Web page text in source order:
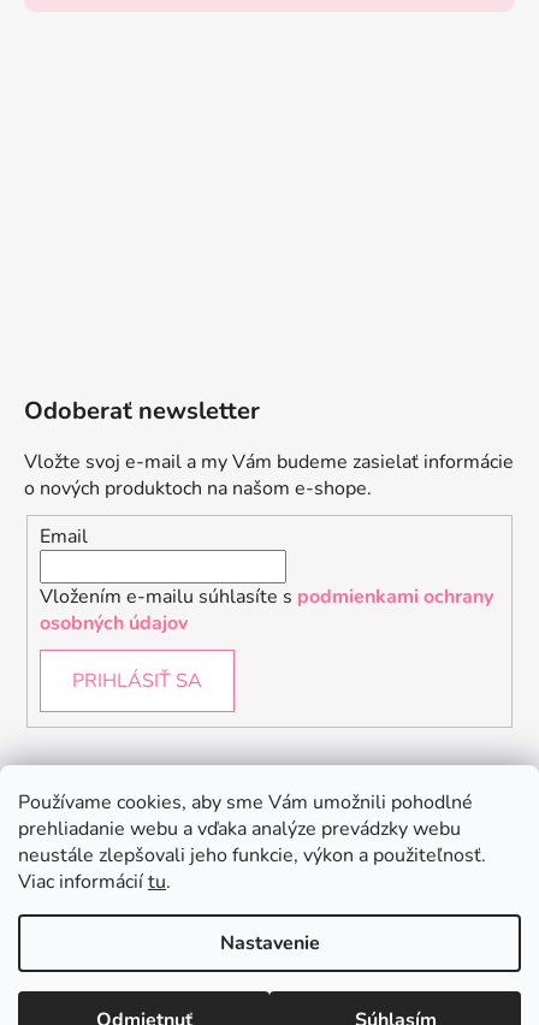
Používame cookies, aby sme Vám umožnili pohodlné
prehliadanie webu a vďaka analýze prevádzky webu
neustále zlepšovali jeho funkcie, výkon a použiteľnosť.
Viac informáciítu.
Nastavenie
Odoberať newsletter
Vložte svoj e-mail a my Vám budeme zasielať informácie
o nových produktoch na našom e-shope.
Email
Vložením e-mailu súhlasíte s podmienkami ochrany
osobných údajov
PRIHLÁSIŤ SA
Instagram